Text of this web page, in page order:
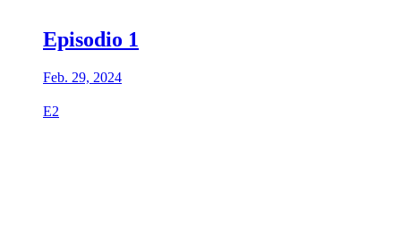
Episodio 1
Feb. 29, 2024
E2